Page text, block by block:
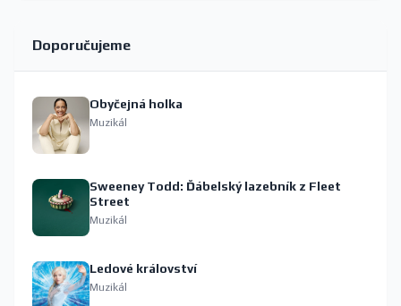
Doporučujeme
Obyčejná holka
Muzikál
Sweeney Todd: Ďábelský lazebník z Fleet
Street
Muzikál
Ledové království
Muzikál